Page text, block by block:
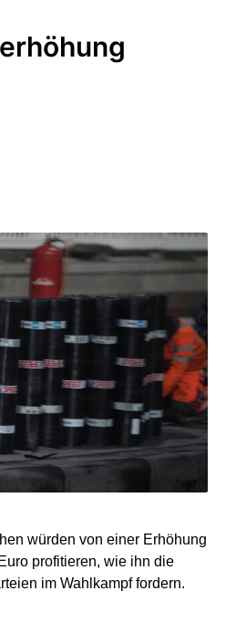
würden von einer Erhöhung
profitieren, wie ihn die
im Wahlkampf fordern.